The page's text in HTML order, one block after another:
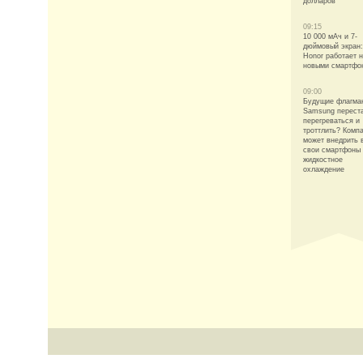
09:15
10 000 мАч и 7-
дюймовый экран:
Honor работает
новыми
09:00
Будущие
Samsung
перегреваться и
троттлить?
может внедрить
свои смартфоны
жидкостное
охлаждение